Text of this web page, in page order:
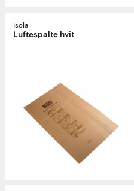
Isola
Luftespalte hvit